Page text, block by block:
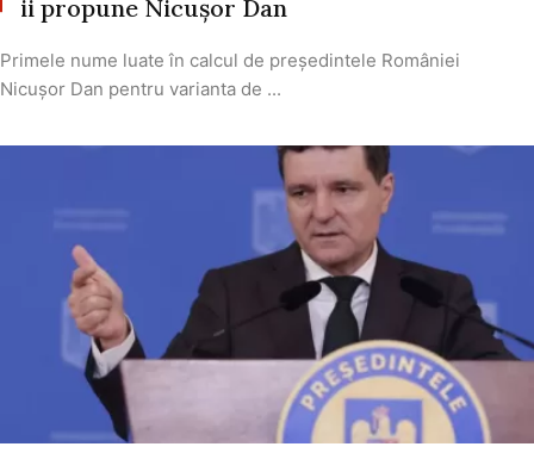
ii propune Nicușor Dan
Primele nume luate în calcul de președintele României
Nicușor Dan pentru varianta de ...